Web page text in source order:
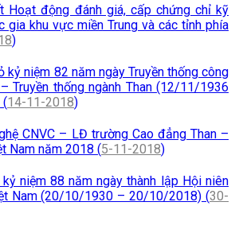
Hoạt động đánh giá, cấp chứng chỉ kỹ
gia khu vực miền Trung và các tỉnh phía
)
kỷ niệm 82 năm ngày Truyền thống công
Truyền thống ngành Than (12/11/1936
(14-11-2018)
CNVC – LĐ trường Cao đẳng Than –
Nam năm 2018 (5-11-2018)
niệm 88 năm ngày thành lập Hội niên
Nam (20/10/1930 – 20/10/2018) (30-